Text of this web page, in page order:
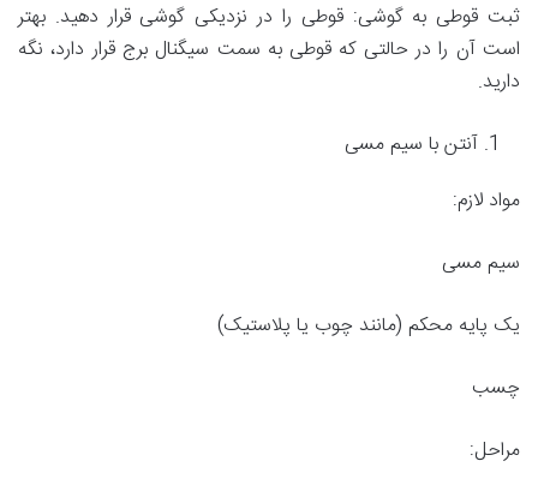
ثبت قوطی به گوشی: قوطی را در نزدیکی گوشی قرار دهید. بهتر
است آن را در حالتی که قوطی به سمت سیگنال برج قرار دارد، نگه
دارید.
آنتن با سیم مسی
مواد لازم:
سیم مسی
یک پایه محکم (مانند چوب یا پلاستیک)
چسب
مراحل: